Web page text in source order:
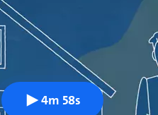
4m 58s